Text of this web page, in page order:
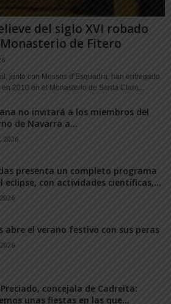
del siglo XVI robado
de Fitero
junto con Mossos d’Esquadra, han entregado
2010 en el Monasterio de Santa Clara...
no invitará a los miembros del
de Navarra a...
2026
presenta un completo programa
eclipse, con actividades científicas,...
abre el verano festivo con sus peras
concejala de Cadreita:
unas fiestas en las que...